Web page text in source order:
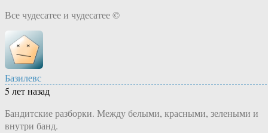
Все чудесатее и чудесатее ©
Базилевс
5 лет назад
Бандитские разборки. Между белыми, красными, зелеными и
внутри банд.